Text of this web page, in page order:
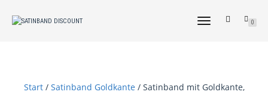
NAVIGATION
0
Start/ Satinband Goldkante/ Satinband mit Goldkante,